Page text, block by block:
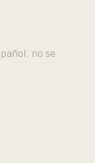
no se